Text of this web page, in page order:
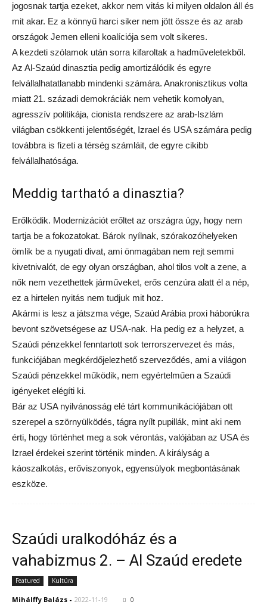
jogosnak tartja ezeket, akkor nem vitás ki milyen oldalon áll és
mit akar. Ez a könnyű harci siker nem jött össze és az arab
országok Jemen elleni koalíciója sem volt sikeres.
A kezdeti szólamok után sorra kifaroltak a hadműveletekből.
Az Al-Szaúd dinasztia pedig amortizálódik és egyre
felvállalhatatlanabb mindenki számára. Anakronisztikus volta
miatt 21. századi demokráciák nem vehetik komolyan,
agresszív politikája, cionista rendszere az arab-Iszlám
világban csökkenti jelentőségét, Izrael és USA számára pedig
továbbra is fizeti a térség számláit, de egyre cikibb
felvállalhatósága.
Meddig tartható a dinasztia?
Erőlködik. Modernizációt erőltet az országra úgy, hogy nem
tartja be a fokozatokat. Bárok nyílnak, szórakozóhelyeken
ömlik be a nyugati divat, ami önmagában nem rejt semmi
kivetnivalót, de egy olyan országban, ahol tilos volt a zene, a
nők nem vezethettek járműveket, erős cenzúra alatt él a nép,
ez a hirtelen nyitás nem tudjuk mit hoz.
Akármi is lesz a játszma vége, Szaúd Arábia proxi háborúkra
bevont szövetségese az USA-nak. Ha pedig ez a helyzet, a
Szaúdi pénzekkel fenntartott sok terrorszervezet és más,
funkciójában megkérdőjelezhető szerveződés, ami a világon
Szaúdi pénzekkel működik, nem egyértelműen a Szaúdi
igényeket elégíti ki.
Bár az USA nyilvánosság elé tárt kommunikációjában ott
szerepel a szörnyülködés, tágra nyílt pupillák, mint aki nem
érti, hogy történhet meg a sok vérontás, valójában az USA és
Izrael érdekei szerint történik minden. A királyság a
káoszalkotás, erőviszonyok, egyensúlyok megbontásának
eszköze.
Szaúdi uralkodóház és a
vahabizmus 2. – Al Szaúd eredete
Featured Kultúra
Mihálffy Balázs - 2022-11-19 0